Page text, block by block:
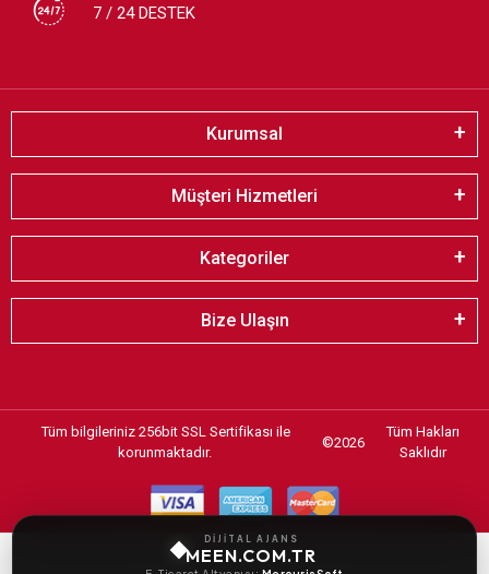
7 / 24 DESTEK
Kurumsal
Müşteri Hizmetleri
Kategoriler
Bize Ulaşın
Tüm bilgileriniz 256bit SSL Sertifikası ile
korunmaktadır.
©2026
Tüm Hakları
Saklıdır
DİJİTAL AJANS
MEEN.COM.TR